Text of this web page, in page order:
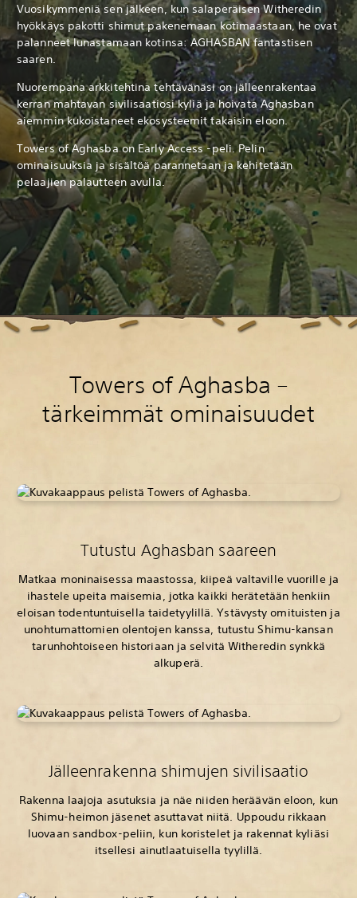
Vuosikymmeniä sen jälkeen, kun salaperäisen Witheredin
hyökkäys pakotti shimut pakenemaan kotimaastaan, he ovat
palanneet lunastamaan kotinsa: AGHASBAN fantastisen
saaren.
Nuorempana arkkitehtina tehtävänäsi on jälleenrakentaa
kerran mahtavan sivilisaatiosi kyliä ja hoivata Aghasban
aiemmin kukoistaneet ekosysteemit takaisin eloon.
Towers of Aghasba on Early Access -peli. Pelin
ominaisuuksia ja sisältöä parannetaan ja kehitetään
pelaajien palautteen avulla.
Towers of Aghasba –
tärkeimmät ominaisuudet
Tutustu Aghasban saareen
Matkaa moninaisessa maastossa, kiipeä valtaville vuorille ja
ihastele upeita maisemia, jotka kaikki herätetään henkiin
eloisan todentuntuisella taidetyylillä. Ystävysty omituisten ja
unohtumattomien olentojen kanssa, tutustu Shimu-kansan
tarunhohtoiseen historiaan ja selvitä Witheredin synkkä
alkuperä.
Jälleenrakenna shimujen sivilisaatio
Rakenna laajoja asutuksia ja näe niiden heräävän eloon, kun
Shimu-heimon jäsenet asuttavat niitä. Uppoudu rikkaan
luovaan sandbox-peliin, kun koristelet ja rakennat kyliäsi
itsellesi ainutlaatuisella tyylillä.